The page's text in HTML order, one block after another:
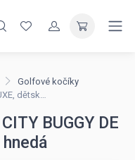
Golfové kočíky
kočárek HERLAG
BUGGY DE